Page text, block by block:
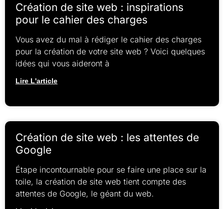
Création de site web : inspirations
pour le cahier des charges
Vous avez du mal à rédiger le cahier des charges
pour la création de votre site web ? Voici quelques
idées qui vous aideront à
Lire L'article
Création de site web : les attentes de
Google
Étape incontournable pour se faire une place sur la
toile, la création de site web tient compte des
attentes de Google, le géant du web.